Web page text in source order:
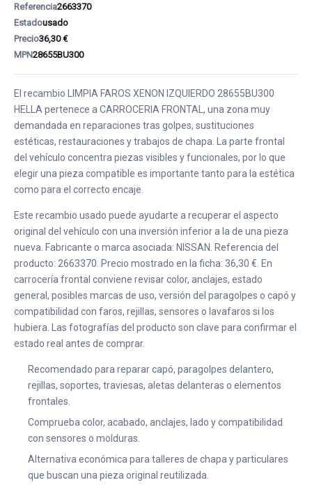
Referencia2663370
Estadousado
Precio36,30 €
MPN28655BU300
El recambio LIMPIA FAROS XENON IZQUIERDO 28655BU300
HELLA pertenece a CARROCERIA FRONTAL, una zona muy
demandada en reparaciones tras golpes, sustituciones
estéticas, restauraciones y trabajos de chapa. La parte frontal
del vehículo concentra piezas visibles y funcionales, por lo que
elegir una pieza compatible es importante tanto para la estética
como para el correcto encaje.
Este recambio usado puede ayudarte a recuperar el aspecto
original del vehículo con una inversión inferior a la de una pieza
nueva. Fabricante o marca asociada: NISSAN. Referencia del
producto: 2663370. Precio mostrado en la ficha: 36,30 €. En
carrocería frontal conviene revisar color, anclajes, estado
general, posibles marcas de uso, versión del paragolpes o capó y
compatibilidad con faros, rejillas, sensores o lavafaros si los
hubiera. Las fotografías del producto son clave para confirmar el
estado real antes de comprar.
Recomendado para reparar capó, paragolpes delantero,
rejillas, soportes, traviesas, aletas delanteras o elementos
frontales.
Comprueba color, acabado, anclajes, lado y compatibilidad
con sensores o molduras.
Alternativa económica para talleres de chapa y particulares
que buscan una pieza original reutilizada.